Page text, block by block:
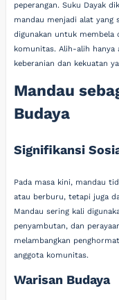
peperangan. Suku Dayak
mandau menjadi alat yang
digunakan untuk membela
komunitas. Alih-alih hanya
keberanian dan kekuatan
Mandau
Budaya
Signifikansi
Pada masa kini, mandau
atau berburu, tetapi juga
Mandau sering kali
penyambutan, dan
melambangkan
anggota komunitas.
Warisan Budaya